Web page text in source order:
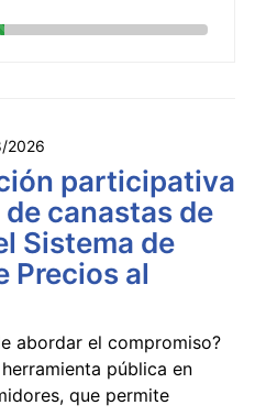
2026
participativa
canastas de
Sistema de
Precios al
abordar el compromiso?
pública en
que permite